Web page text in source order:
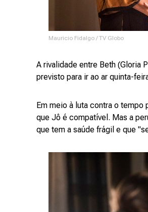
Mauricio Fidalgo / TV Globo
A rivalidade entre Beth (Gloria
previsto para ir ao ar quinta-
Em meio à luta contra o tempo
que Jô é compatível. Mas a
que tem a saúde frágil e que